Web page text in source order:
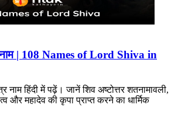
| 108 Names of Lord Shiva in
नाम हिंदी में पढ़ें। जानें शिव अष्टोत्तर शतनामावली,
और महादेव की कृपा प्राप्त करने का धार्मिक